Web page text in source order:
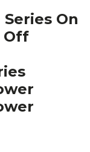
On
Off